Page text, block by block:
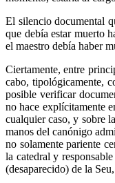
El silencio documental
que debía estar muerto
el maestro debía haber
Ciertamente, entre
cabo, tipológicamente,
posible verificar
no hace explícitamente
cualquier caso, y sobre
manos del canónigo
no solamente pariente
la catedral y
(desaparecido) de la